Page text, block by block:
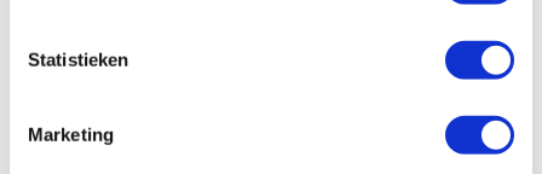
Statistieken
Marketing